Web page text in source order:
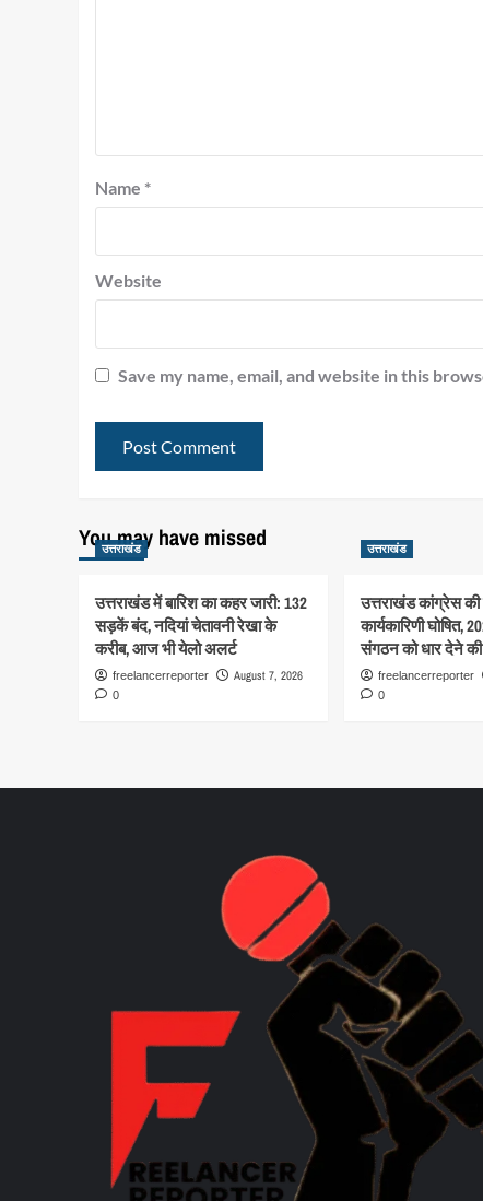
Name *
Website
Save my name, email, and website in this
You may have missed
उत्तराखंड
उत्तराखंड में बारिश का कहर जारी: 132
सड़कें बंद, नदियां चेतावनी रेखा के
करीब, आज भी येलो अलर्ट
freelancerreporter August 7, 2026
0
उत्तराखंड
उत्तराखंड कांग्रेस
कार्यकारिणी घोषित,
संगठन को धार देने की
freelancerreporter
0